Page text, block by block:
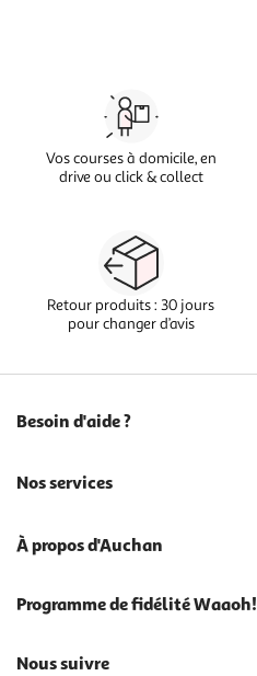
Vos courses à domicile, en
drive ou click & collect
Retour produits : 30 jours
pour changer d’avis
Besoin d'aide ?
Nos services
À propos d'Auchan
Programme de fidélité Waaoh!
Nous suivre